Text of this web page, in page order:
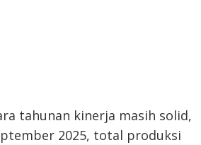
tahunan kinerja masih solid,
2025, total produksi